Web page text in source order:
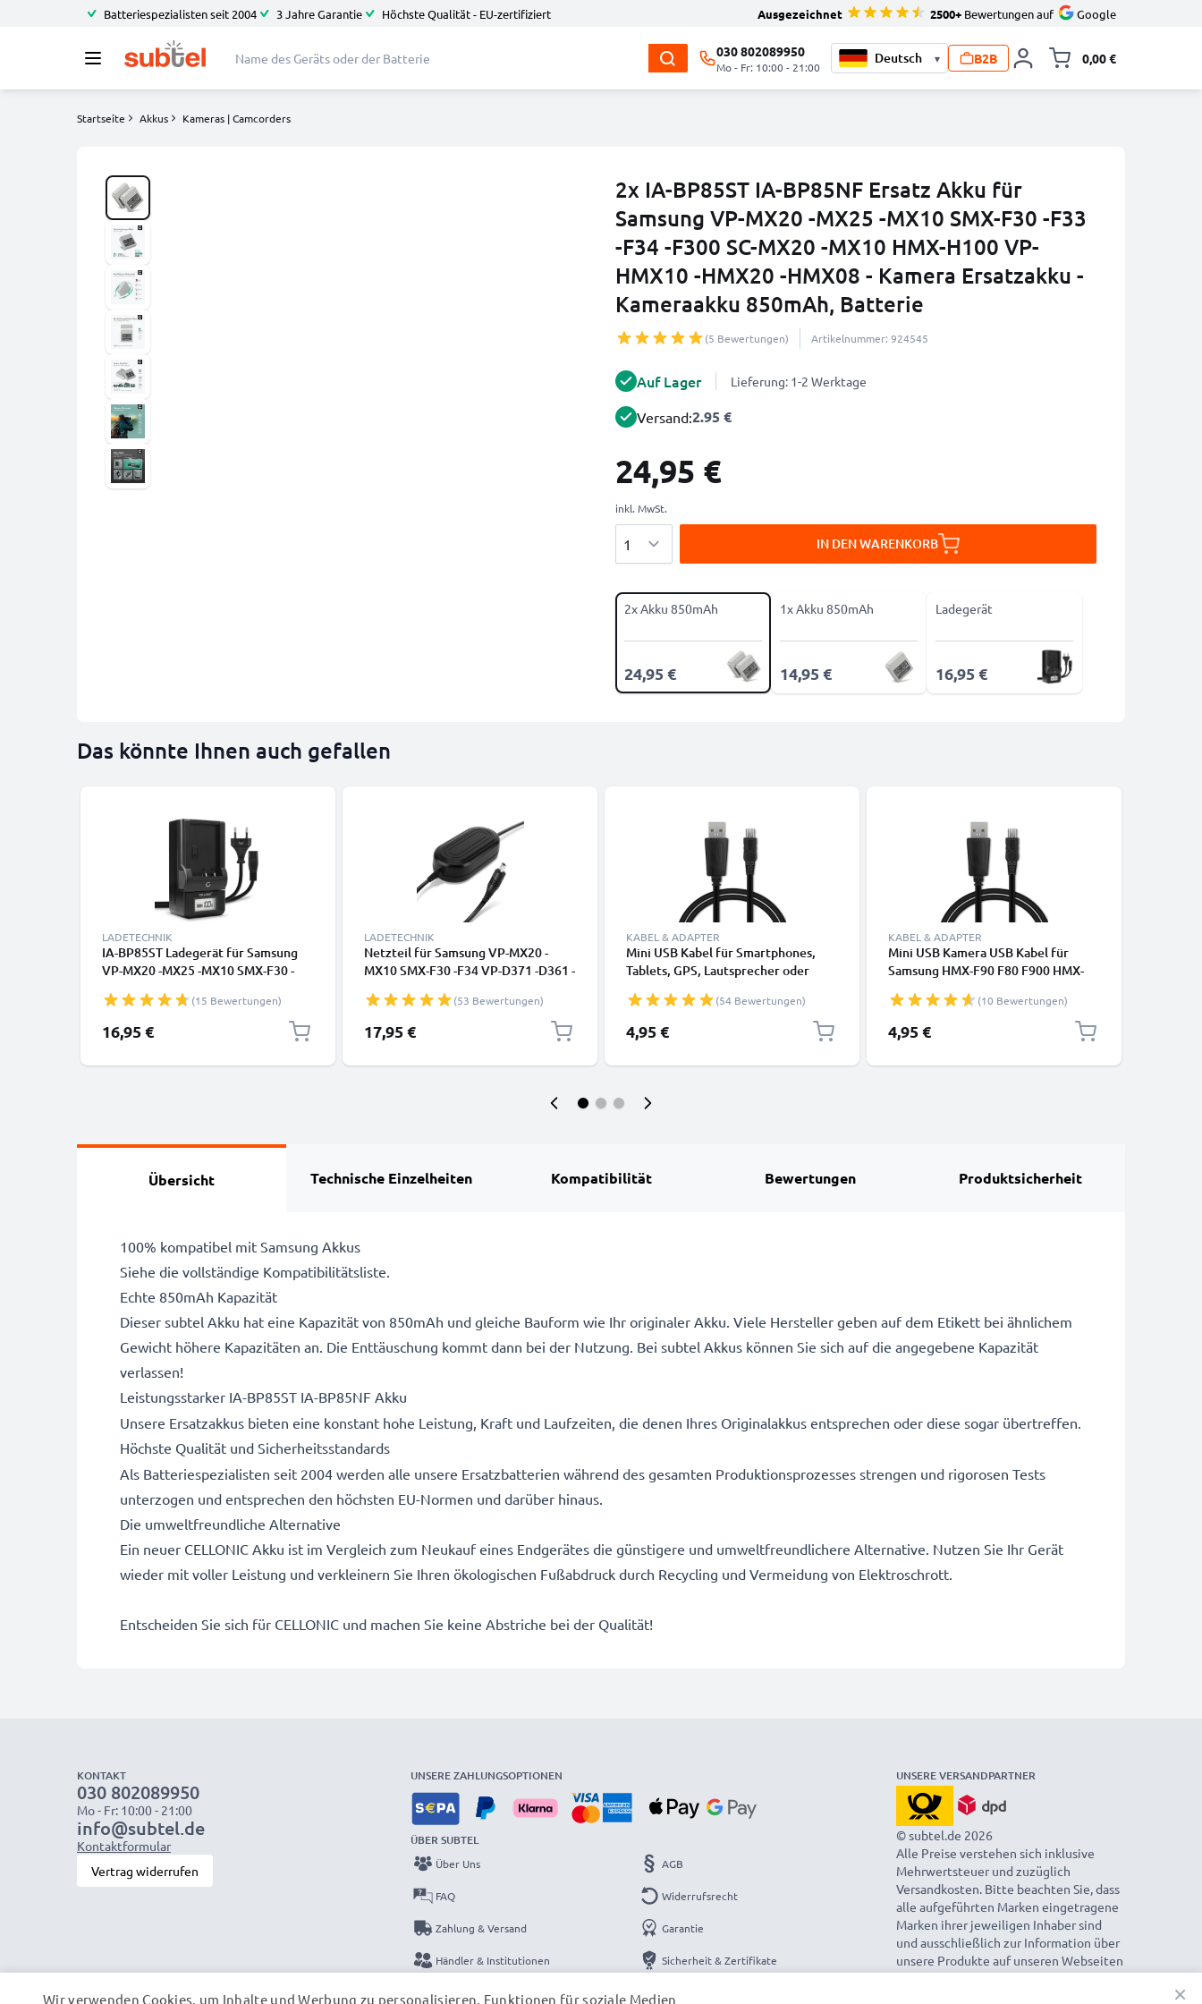
Batteriespezialisten seit 2004 3 Jahre Garantie Höchste Qualität - EU-zertifiziert Ausgezeichnet 2500+ Bewertungen auf Google
030 802089950
Mo - Fr: 10:00 - 21:00
▾ B2B 0,00 €
Startseite Akkus Kameras | Camcorders
2x IA-BP85ST IA-BP85NF Ersatz Akku für
Samsung VP-MX20 -MX25 -MX10 SMX-F30 -F33
-F34 -F300 SC-MX20 -MX10 HMX-H100 VP-
HMX10 -HMX20 -HMX08 - Kamera Ersatzakku -
Kameraakku 850mAh, Batterie
(5 Bewertungen) Artikelnummer: 924545
Auf Lager Lieferung: 1-2 Werktage
Versand:2.95 €
24,95 €
inkl. MwSt.
IN DEN WARENKORB
2x Akku 850mAh
24,95 €
1x Akku 850mAh
14,95 €
Ladegerät
16,95 €
Das könnte Ihnen auch gefallen
LADETECHNIK
IA-BP85ST Ladegerät für Samsung
VP-MX20 -MX25 -MX10 SMX-F30 -
H100 VP-HMX10 -HMX20 -HMX08
Kamera-Akkus von CELLONIC
(15 Bewertungen)
16,95 €
LADETECHNIK
Netzteil für Samsung VP-MX20 -
MX10 SMX-F30 -F34 VP-D371 -D361 -
DX103 -D353 VP-DC171 -DC161 VP-
DX100 Stromkabel AC Adapter AA-
E6A AA-E7 AA-E8 AA-E9 DC-Kuppler
(53 Bewertungen)
17,95 €
KABEL & ADAPTER
Mini USB Kabel für Smartphones,
Tablets, GPS, Lautsprecher oder
Datenkabel 1m 1A PVC schwarz
(54 Bewertungen)
4,95 €
KABEL & ADAPTER
Mini USB Kamera USB Kabel für
Samsung HMX-F90 F80 F900 HMX-
SMX-F40 F30 SC-DX103 SC-D353 VP-
D361 Video-/ Fotokameras -
Datenkabel 2.0, PVC Ladekabel
(10 Bewertungen)
4,95 €
Übersicht Technische Einzelheiten Kompatibilität Bewertungen Produktsicherheit
100% kompatibel mit Samsung Akkus
Siehe die vollständige Kompatibilitätsliste.
Echte 850mAh Kapazität
Dieser subtel Akku hat eine Kapazität von 850mAh und gleiche Bauform wie Ihr originaler Akku. Viele Hersteller geben auf dem Etikett bei ähnlichem
Gewicht höhere Kapazitäten an. Die Enttäuschung kommt dann bei der Nutzung. Bei subtel Akkus können Sie sich auf die angegebene Kapazität
verlassen!
Leistungsstarker IA-BP85ST IA-BP85NF Akku
Unsere Ersatzakkus bieten eine konstant hohe Leistung, Kraft und Laufzeiten, die denen Ihres Originalakkus entsprechen oder diese sogar übertreffen.
Höchste Qualität und Sicherheitsstandards
Als Batteriespezialisten seit 2004 werden alle unsere Ersatzbatterien während des gesamten Produktionsprozesses strengen und rigorosen Tests
unterzogen und entsprechen den höchsten EU-Normen und darüber hinaus.
Die umweltfreundliche Alternative
Ein neuer CELLONIC Akku ist im Vergleich zum Neukauf eines Endgerätes die günstigere und umweltfreundlichere Alternative. Nutzen Sie Ihr Gerät
wieder mit voller Leistung und verkleinern Sie Ihren ökologischen Fußabdruck durch Recycling und Vermeidung von Elektroschrott.
Entscheiden Sie sich für CELLONIC und machen Sie keine Abstriche bei der Qualität!
KONTAKT
030 802089950
Mo - Fr: 10:00 - 21:00
info@subtel.de
Kontaktformular
Vertrag widerrufen
UNSERE ZAHLUNGSOPTIONEN
ÜBER SUBTEL
Über Uns
FAQ
Zahlung & Versand
Händler & Institutionen
Kataloge
AGB
Widerrufsrecht
Garantie
Sicherheit & Zertifikate
UNSERE VERSANDPARTNER
© subtel.de 2026
Alle Preise verstehen sich inklusive
Mehrwertsteuer und zuzüglich
Versandkosten. Bitte beachten Sie, dass
alle aufgeführten Marken eingetragene
Marken ihrer jeweiligen Inhaber sind
und ausschließlich zur Information über
unsere Produkte auf unseren Webseiten
genannt werden.
×
Wir verwenden Cookies, um Inhalte und Werbung zu personalisieren, Funktionen für soziale Medien